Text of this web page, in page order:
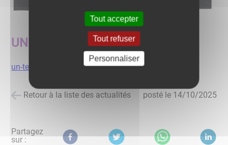
UN TEMPS POUR NOUS
un-temps-pour-nous.pdf
Retour à la liste des actualités posté le 14/10/2025
Partagez
sur :
Tout accepter
Tout refuser
Personnaliser